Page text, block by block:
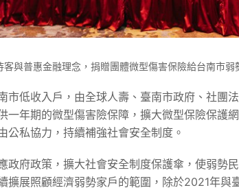
與普惠金融理念，捐贈團體微型傷害保險給台南市弱
市低收入戶，由全球人壽、臺南市政府、社團
一年期的微型傷害險保障，擴大微型保險保護
公私協力，持續補強社會安全制度。
政府政策，擴大社會安全制度保護傘，使弱勢
擴展照顧經濟弱勢家戶的範圍，除於2021年